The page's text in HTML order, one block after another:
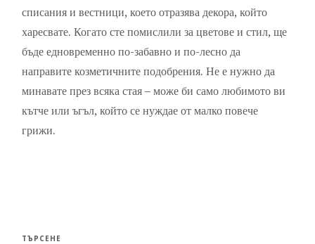
списания и вестници, което отразява декора, който
харесвате. Когато сте помислили за цветове и стил, ще
бъде едновременно по-забавно и по-лесно да
направите козметичните подобрения. Не е нужно да
минавате през всяка стая – може би само любимото ви
кътче или ъгъл, който се нуждае от малко повече
грижи.
ТЪРСЕНЕ